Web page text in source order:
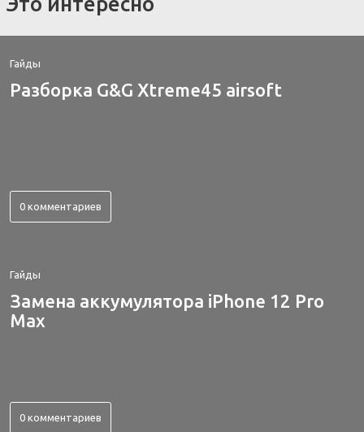
Гайды
Разборка G&G Xtreme45 airsoft
0 комментариев
Гайды
Замена аккумулятора iPhone 12 Pro
Max
0 комментариев